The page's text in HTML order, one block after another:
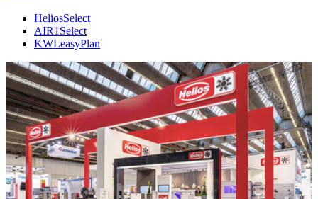
HeliosSelect
AIR1Select
KWLeasyPlan